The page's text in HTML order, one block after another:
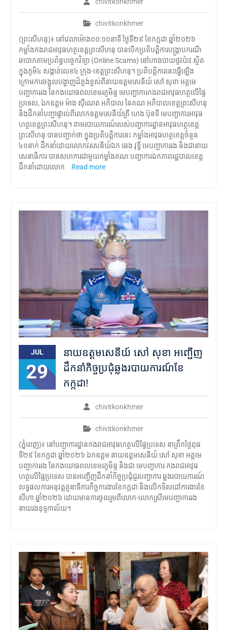
chivitkonkhmer
(ព្រះសីហនុ)៖ នៅវេលាម៉ោង០០:១០នាទី ថ្ងៃទី២៩ ខែកក្កដា ឆ្នាំ២០២៦
កម្លាំងកងរាជអាវុធហត្ថខេត្តព្រះសីហនុ បានបើកប្រតិបត្តិការបង្ក្រាបករណី
ឆបោកតាមប្រព័ន្ធបច្ចេកវិទ្យា (Online Scams) នៅហាងបាយថូវប៉ាវ ស្ថិត
ក្នុងភូមិ៤ សង្កាត់លេខ៤ ក្រុង-ខេត្ដព្រះសីហនុ។ ប្រតិបត្តិការនេះធ្វើឡើង
ក្រោមការចង្អុលបង្ហាញដ៏ខ្ពង់ខ្ពស់ពីនាយឧត្ដមសេនីយ៍ សៅ សុខា អគ្គមេ
បញ្ជាការរង នៃកងយោធពលខេមរភូមិន្ទ មេបញ្ជាការកងរាជអាវុធហត្ថលើផ្ទៃ
ប្រទេស, ឯកឧត្តម ម៉ាង ស៊ីណេត អភិបាល នៃគណៈអភិបាលខេត្ដព្រះសីហនុ
និងដឹកនាំបញ្ជាផ្ទាល់ពីលោកឧត្តមសេនីយ៍ត្រី ហេង ប៊ុនទី មេបញ្ជាការអាវុធ
ហត្ថខេត្តព្រះសីហនុ។ តាមរបាយការណ៍របស់បញ្ជាការដ្ឋានអាវុធហត្ថខេត្ត
ព្រះសីហនុ បានបញ្ជាក់ថា ក្នុងប្រតិបត្តិការនេះ កម្លាំងអាវុធហត្ថខេត្តចំនួន
៤០នាក់ ដឹកនាំដោយលោកវរសេនីយ៍ឯក ឆេង វុទ្ធី មេបញ្ជាការរង និងជានាយ
សេនាធិការ បានសហការជាមួយកម្លាំងគណៈបញ្ជាការឯកភាពរដ្ឋបាលខេត្ត
ដឹកនាំដោយលោក
Read more
JUL
29
នាយឧត្តមសេនីយ៍ សៅ សុខា អញ្ជើញ
ដឹកនាំកិច្ចប្រជុំឆ្លងរបាយការណ៍ខែ
កក្កដា!
chivitkonkhmer
chivitkonkhmer
(ភ្នំពេញ)៖ នៅបញ្ជាការដ្ឋានកងរាជអាវុធហត្ថលើផ្ទៃប្រទេស នាព្រឹកថ្ងៃពុធ
ទី២៩ ខែកក្កដា ឆ្នាំ២០២៦ ឯកឧត្តម នាយឧត្តមសេនីយ៍ សៅ សុខា អគ្គមេ
បញ្ជាការរង នៃកងយោធពលខេមរភូមិន្ទ និងជា មេបញ្ជាការ កងរាជអាវុធ
ហត្ថលើផ្ទៃប្រទេស បានអញ្ជើញដឹកនាំកិច្ចប្រជុំជួរបញ្ជាការ ឆ្លងរបាយការណ៍
លទ្ធផលការអនុវត្តតួនាទីភារកិច្ចការងារខែកក្កដា និងលើកទិសដៅការងារខែ
សីហា ឆ្នាំ២០២៦ ដោយមានការចូលរួមពីលោក-លោកស្រីមេបញ្ជាការរង
នាយរងខុទ្ទកាល័យ។